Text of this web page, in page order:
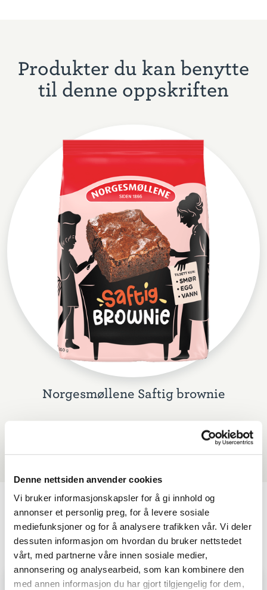
Denne nettsiden anvender cookies
Vi bruker informasjonskapsler for å gi innhold og
annonser et personlig preg, for å levere sosiale
mediefunksjoner og for å analysere trafikken vår. Vi deler
dessuten informasjon om hvordan du bruker nettstedet
vårt, med partnerne våre innen sosiale medier,
annonsering og analysearbeid, som kan kombinere den
med annen informasjon du har gjort tilgjengelig for dem,
Produkter du kan benytte
til denne oppskriften
Norgesmøllene Saftig brownie
Lignende oppskrifter